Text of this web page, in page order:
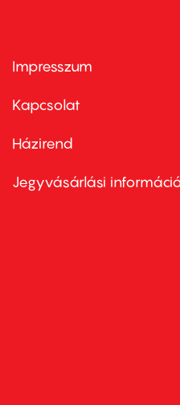
Footer
first
Impresszum
Kapcsolat
Footer
second
Házirend
Jegyvásárlási